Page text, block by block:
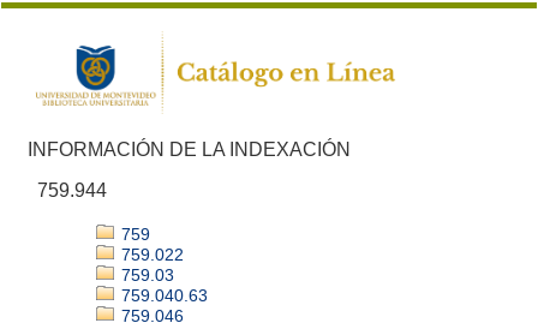
INFORMACIÓN DE LA INDEXACIÓN
759.944
759
759.022
759.03
759.040.63
759.046